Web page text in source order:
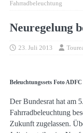
Fahrradbeleuchtung
Neuregelung
23. Juli 2013
Beleuchtungssets Foto ADFC
Der Bundesrat hat am
Fahrradbeleuchtung
Zukunft zugelassen.